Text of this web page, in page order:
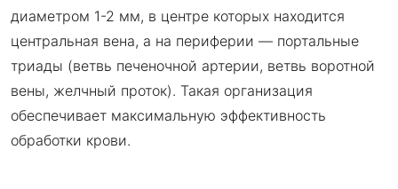
диаметром 1-2 мм, в центре которых находится
центральная вена, а на периферии — портальные
триады (ветвь печеночной артерии, ветвь воротной
вены, желчный проток). Такая организация
обеспечивает максимальную эффективность
обработки крови.